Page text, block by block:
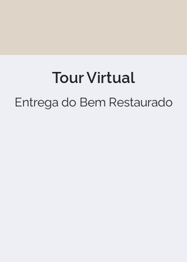
Tour Virtual
Entrega do Bem Restaurado